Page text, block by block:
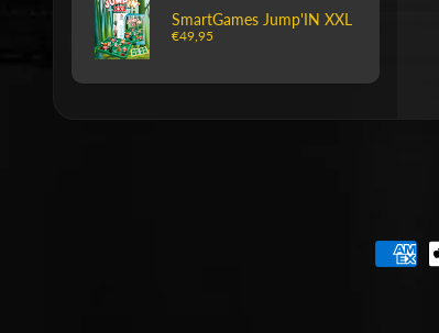
SmartGames Jump'IN XXL
€49,95